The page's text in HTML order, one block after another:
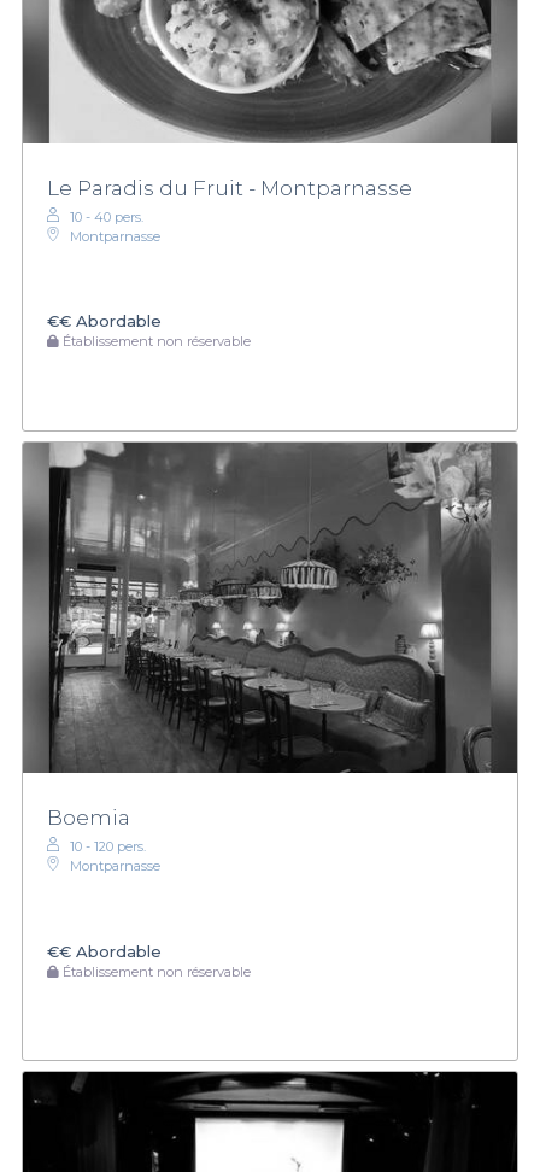
Le Paradis du Fruit - Montparnasse
10 - 40 pers.
Montparnasse
€€ Abordable
Établissement non réservable
Boemia
10 - 120 pers.
Montparnasse
€€ Abordable
Établissement non réservable